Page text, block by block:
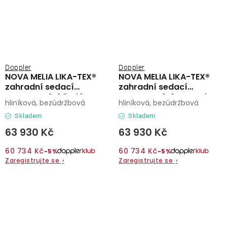
NOVA MELIA LIKA-TEX®
zahradní sedací
souprava 6+1 šedá
Doppler
Skladem
63 930 Kč
60 734 Kč−5%
Zaregistrujte se ›
hliníková, bezúdržbová
NOVA MELIA LIKA-TEX®
zahradní sedací
souprava 6+1 antracit
Doppler
Skladem
63 930 Kč
60 734 Kč−5%
Zaregistrujte se ›
hliníková, bezúdržbová